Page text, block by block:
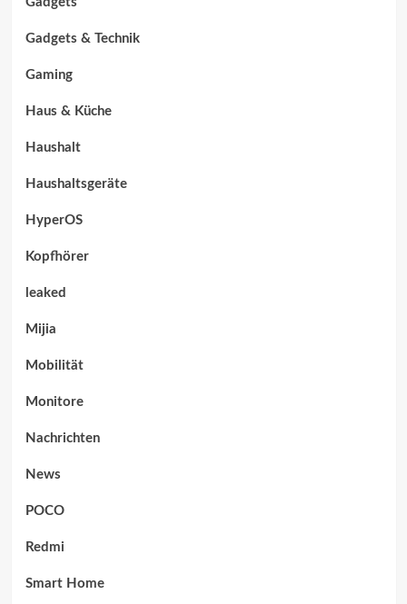
Gadgets & Technik
Gaming
Haus & Küche
Haushalt
Haushaltsgeräte
HyperOS
Kopfhörer
leaked
Mijia
Mobilität
Monitore
Nachrichten
News
POCO
Redmi
Smart Home